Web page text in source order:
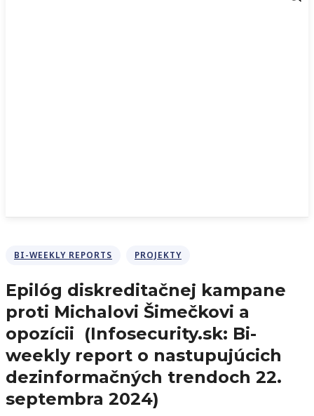
BI-WEEKLY REPORTS PROJEKTY
Epilóg diskreditačnej kampane
proti Michalovi Šimečkovi a
opozícii (Infosecurity.sk: Bi-
weekly report o nastupujúcich
dezinformačných trendoch 22.
septembra 2024)